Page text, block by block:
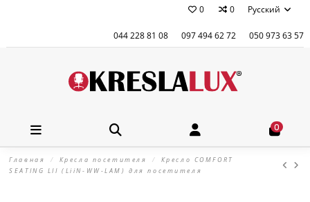
0 0 Русский
044 228 81 08 097 494 62 72 050 973 63 57
0
Главная Кресла посетителя
Кресло COMFORT
SEATING LII (LiiN-WW-LAM) для посетителя